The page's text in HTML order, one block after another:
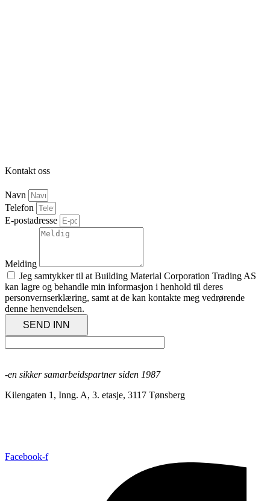
Kontakt oss
Navn
Telefon
E-postadresse
Melding
Jeg samtykker til at Building Material Corporation Trading AS
kan lagre og behandle min informasjon i henhold til deres
personvernserklæring, samt at de kan kontakte meg vedrørende
denne henvendelsen.
SEND INN
-en sikker samarbeidspartner siden 1987
Kilengaten 1, Inng. A, 3. etasje, 3117 Tønsberg
Facebook-f